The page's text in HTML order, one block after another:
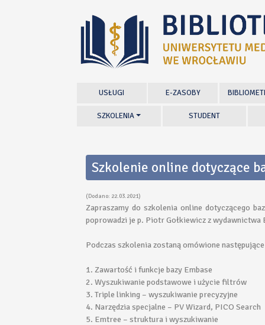
USŁUGI E-ZASOBY
SZKOLENIA STUDENT
Szkolenie online dotyczące
(Dodano: 22.03.2021)
Zapraszamy do szkolenia online dotyczącego
poprowadzi je p. Piotr Gołkiewicz z wydawnictwa
Podczas szkolenia zostaną omówione
1. Zawartość i funkcje bazy Embase
2. Wyszukiwanie podstawowe i użycie filtrów
3. Triple linking – wyszukiwanie precyzyjne
4. Narzędzia specjalne – PV Wizard, PICO Search
5. Emtree – struktura i wyszukiwanie